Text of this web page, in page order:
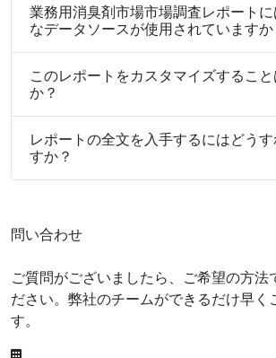
業務用消臭剤市場市場調査レポートに
なデータソースが使用されていますか
このレポートをカスタマイズするこ
か？
レポートの全文を入手するにはどう
すか？
問い合わせ
ご質問がございましたら、ご希望の方法
ださい。弊社のチームができるだけ早く
す。